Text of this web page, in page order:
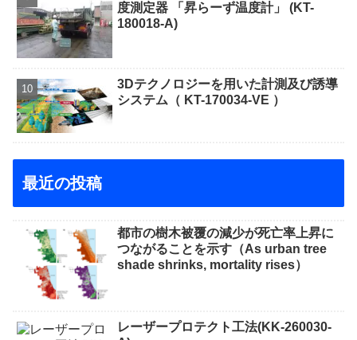
度測定器 「昇らーず温度計」 (KT-
180018-A)
3Dテクノロジーを用いた計測及び誘導
システム（ KT-170034-VE ）
最近の投稿
都市の樹木被覆の減少が死亡率上昇に
つながることを示す（As urban tree
shade shrinks, mortality rises）
レーザープロテクト⼯法(KK-260030-